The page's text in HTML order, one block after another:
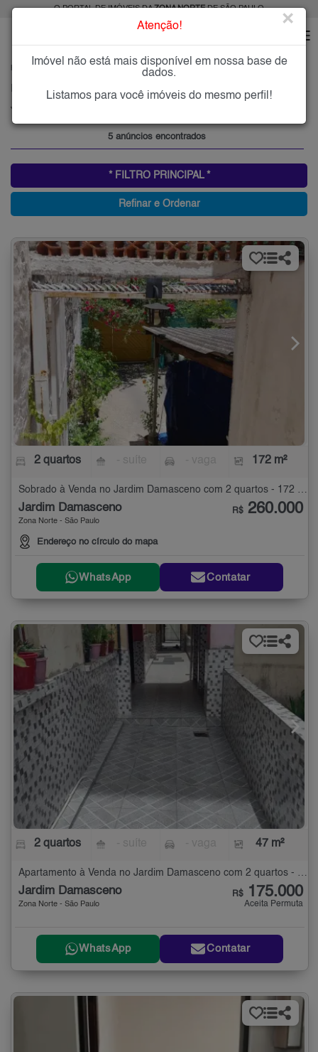
O PORTAL DE IMÓVEIS DAZONA NORTEDE SÃO PAULO
JARDIM DAMASCENO
Jardim Damasceno, Zona Norte
5 anúncios encontrados
* FILTRO PRINCIPAL *
Refinar e Ordenar
2 quartos 172 m²
Sobrado à Venda no Jardim Damasceno com 2 quartos - 172 m²
Jardim Damasceno
Zona Norte - São Paulo
Endereço no círculo do mapa
R$ 260.000
WhatsApp Contatar
2 quartos 47 m²
Apartamento à Venda no Jardim Damasceno com 2 quartos - 47 m²
Jardim Damasceno
Zona Norte - São Paulo
R$ 175.000
Aceita Permuta
WhatsApp Contatar
Atenção! ×
Imóvel não está mais disponível em nossa base de
dados.
Listamos para você imóveis do mesmo perfil!